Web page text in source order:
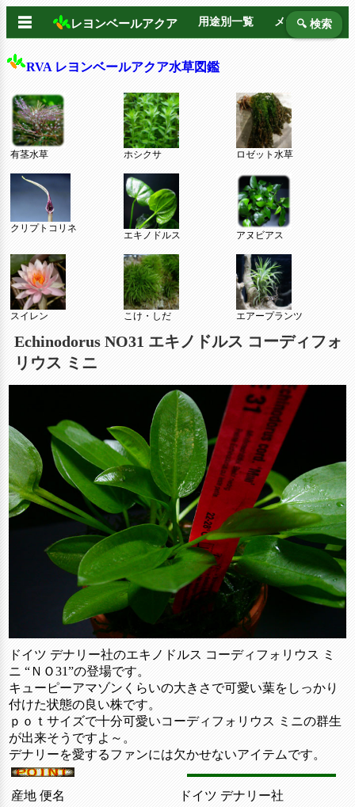
☰ レヨンベールアクア 用途別一覧 メーカー別
🔍 検索
RVA レヨンベールアクア水草図鑑
有茎水草 ホシクサ ロゼット水草
クリプトコリネ
エキノドルス アヌビアス
スイレン こけ・しだ エアープランツ
Echinodorus NO31 エキノドルス コーディフォ
リウス ミニ
ドイツ デナリー社のエキノドルス コーディフォリウス ミ
ニ “ＮＯ31”の登場です。
キューピーアマゾンくらいの大きさで可愛い葉をしっかり
付けた状態の良い株です。
ｐｏｔサイズで十分可愛いコーディフォリウス ミニの群生
が出来そうですよ～。
デナリーを愛するファンには欠かせないアイテムです。
産地 便名
ドイツ デナリー社